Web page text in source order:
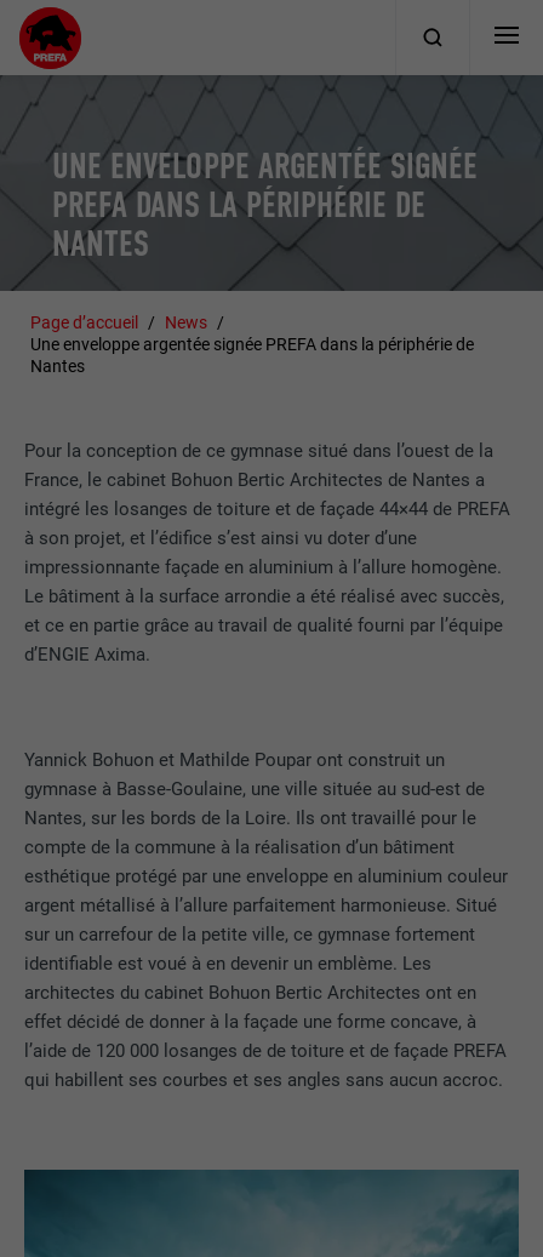
UNE ENVELOPPE ARGENTÉE SIGNÉE
PREFA DANS LA PÉRIPHÉRIE DE
NANTES
Page d’accueil
News
Une enveloppe argentée signée PREFA dans la périphérie de
Nantes
Pour la conception de ce gymnase situé dans l’ouest de la
France, le cabinet Bohuon Bertic Architectes de Nantes a
intégré les losanges de toiture et de façade 44×44 de PREFA
à son projet, et l’édifice s’est ainsi vu doter d’une
impressionnante façade en aluminium à l’allure homogène.
Le bâtiment à la surface arrondie a été réalisé avec succès,
et ce en partie grâce au travail de qualité fourni par l’équipe
d’ENGIE Axima.
Yannick Bohuon et Mathilde Poupar ont construit un
gymnase à Basse-Goulaine, une ville située au sud-est de
Nantes, sur les bords de la Loire. Ils ont travaillé pour le
compte de la commune à la réalisation d’un bâtiment
esthétique protégé par une enveloppe en aluminium couleur
argent métallisé à l’allure parfaitement harmonieuse. Situé
sur un carrefour de la petite ville, ce gymnase fortement
identifiable est voué à en devenir un emblème. Les
architectes du cabinet Bohuon Bertic Architectes ont en
effet décidé de donner à la façade une forme concave, à
l’aide de 120 000 losanges de de toiture et de façade PREFA
qui habillent ses courbes et ses angles sans aucun accroc.